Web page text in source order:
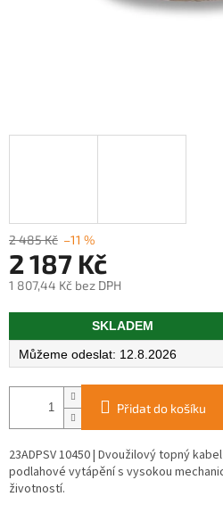
2 485 Kč –11 %
2 187 Kč
1 807,44 Kč bez DPH
Měrná
SKLADEM
12.8.2026
Přidat do košíku
23ADPSV 10450 | Dvoužilový topný
podlahové vytápění s vysokou
životností.